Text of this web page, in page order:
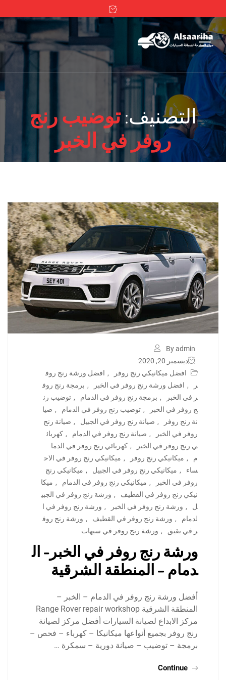
التصنيف:توضيب رنج
روفر في الخبر
By admin
ديسمبر 20, 2020
افضل ميكانيكي رنج روفر
, افضل ورشة رنج روف
ر
, افضل ورشة رنج روفر في الخبر , برمجة رنج روف
ر في الخبر
, برمجة رنج روفر في الدمام , توضيب رن
ج روفر في الخبر
, توضيب رنج روفر في الدمام , صيا
نة رنج روفر
, صيانة رنج روفر في الجبيل , صيانة رنج
روفر في الخبر
, صيانة رنج روفر في الدمام , كهربائ
ي رنج روفر في الخبر
, كهربائي رنج روفر في الدما
م
, ميكانيكي رنج روفر , ميكانيكي رنج روفر في الاح
ساء
, ميكانيكي رنج روفر في الجبيل , ميكانيكي رنج
روفر في الخبر
, ميكانيكي رنج روفر في الدمام , ميكا
نيكي رنج روفر في القطيف
, ورشة رنج روفر في الجبي
ل
, ورشة رنج روفر في الخبر , ورشة رنج روفر في ا
لدمام
, ورشة رنج روفر في القطيف , ورشة رنج روف
ر في بقيق
, ورشة رنج روفر في سيهات
ورشة رنج روفر في الخبر- ال
دمام – المنطقة الشرقية
أفضل ورشة رنج روفر في الدمام – الخبر –
المنطقة الشرقية Range Rover repair workshop
مركز الابداع لصيانة السيارات أفضل مركز لصيانة
رنج روفر بجميع أنواعها ميكانيكا – كهرباء – فحص –
برمجة – توضيب – صيانة دورية – سمكرة …
Continue